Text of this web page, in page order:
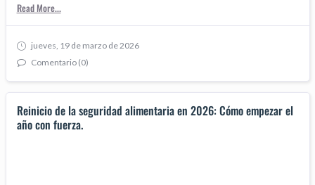
Read More...
jueves, 19 de marzo de 2026
Comentario (0)
Reinicio de la seguridad alimentaria en 2026: Cómo empezar el
año con fuerza.